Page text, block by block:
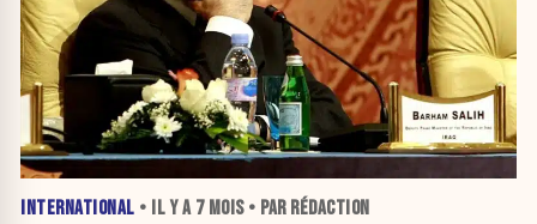
INTERNATIONAL • IL Y A 7 MOIS• PAR RÉDACTION